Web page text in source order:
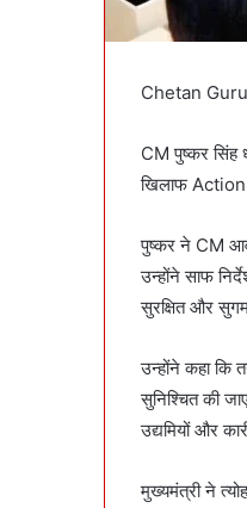
Chetan
CM पुष्कर सिंह
खिलाफ Action
पुष्कर ने CM
उन्होंने साफ
सुरक्षित और
उन्होंने कहा कि
सुनिश्चित की
उद्यमियों और
मुख्यमंत्री ने